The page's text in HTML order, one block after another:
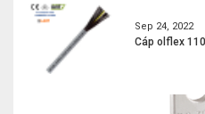
Sep 24, 2022
Cáp olflex